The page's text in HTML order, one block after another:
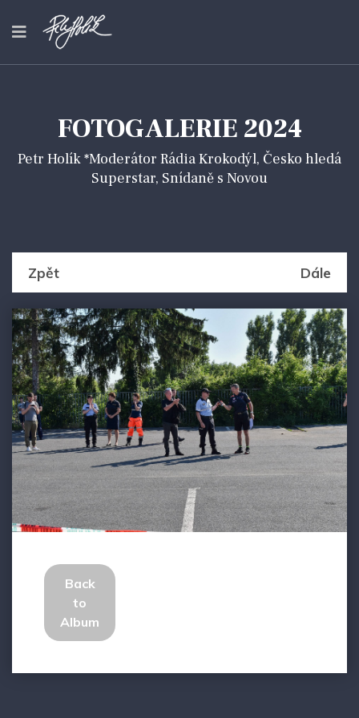
FOTOGALERIE 2024
Petr Holík *Moderátor Rádia Krokodýl, Česko hledá
Superstar, Snídaně s Novou
Zpět Dále
Back
to
Album